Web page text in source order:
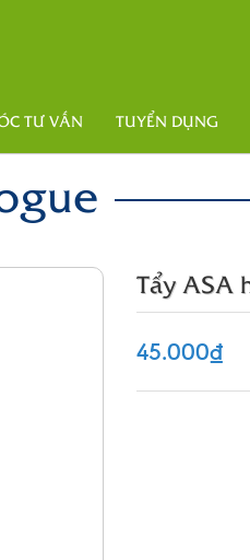
TƯ VẤN TUYỂN DỤNG
Tẩy ASA
45.000₫